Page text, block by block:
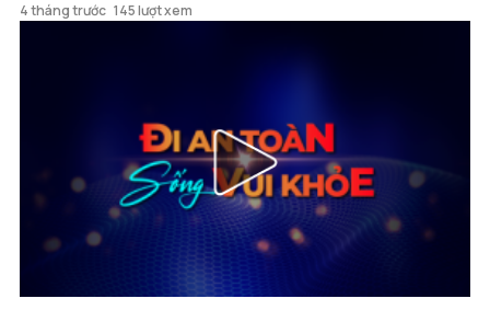
4 tháng trước 145 lượt xem